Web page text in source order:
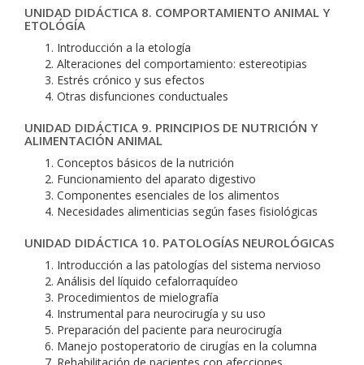
UNIDAD DIDÁCTICA 8. COMPORTAMIENTO ANIMAL Y
ETOLÓGÍA
Introducción a la etología
Alteraciones del comportamiento: estereotipias
Estrés crónico y sus efectos
Otras disfunciones conductuales
UNIDAD DIDÁCTICA 9. PRINCIPIOS DE NUTRICIÓN Y
ALIMENTACIÓN ANIMAL
Conceptos básicos de la nutrición
Funcionamiento del aparato digestivo
Componentes esenciales de los alimentos
Necesidades alimenticias según fases fisiológicas
UNIDAD DIDÁCTICA 10. PATOLOGÍAS NEUROLÓGICAS
Introducción a las patologías del sistema nervioso
Análisis del líquido cefalorraquídeo
Procedimientos de mielografía
Instrumental para neurocirugía y su uso
Preparación del paciente para neurocirugía
Manejo postoperatorio de cirugías en la columna